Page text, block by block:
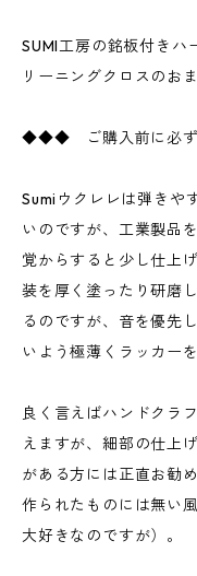
SUMI工房の銘板付きハ
リーニングクロスのお
◆◆◆ ご購入前に必
Sumiウクレレは弾きや
いのですが、工業製品
覚からすると少し仕上
装を厚く塗ったり研磨
るのですが、音を優先
いよう極薄くラッカー
良く言えばハンドクラ
えますが、細部の仕上
がある方には正直お勧
作られたものには無い
大好きなのですが）。